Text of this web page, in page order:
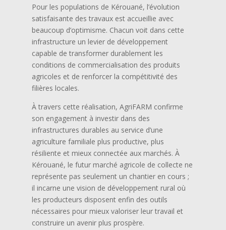
Pour les populations de Kérouané, l’évolution
satisfaisante des travaux est accueillie avec
beaucoup d’optimisme. Chacun voit dans cette
infrastructure un levier de développement
capable de transformer durablement les
conditions de commercialisation des produits
agricoles et de renforcer la compétitivité des
filières locales.
À travers cette réalisation, AgriFARM confirme
son engagement à investir dans des
infrastructures durables au service d’une
agriculture familiale plus productive, plus
résiliente et mieux connectée aux marchés. À
Kérouané, le futur marché agricole de collecte ne
représente pas seulement un chantier en cours ;
il incarne une vision de développement rural où
les producteurs disposent enfin des outils
nécessaires pour mieux valoriser leur travail et
construire un avenir plus prospère.